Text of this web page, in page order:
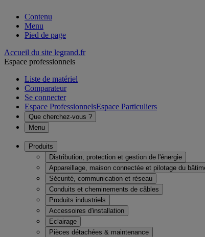
Contenu
Menu
Pied de page
Accueil du site legrand.fr
Espace professionnels
Liste de matériel
Comparateur
Se connecter
Espace ProfessionnelsEspace Particuliers
Que cherchez-vous ?
Menu
Produits
Distribution, protection et gestion de l'énergie
Appareillage, maison connectée et pilotage du
Sécurité, communication et réseau
Conduits et cheminements de câbles
Produits industriels
Accessoires d'installation
Eclairage
Pièces détachées & maintenance